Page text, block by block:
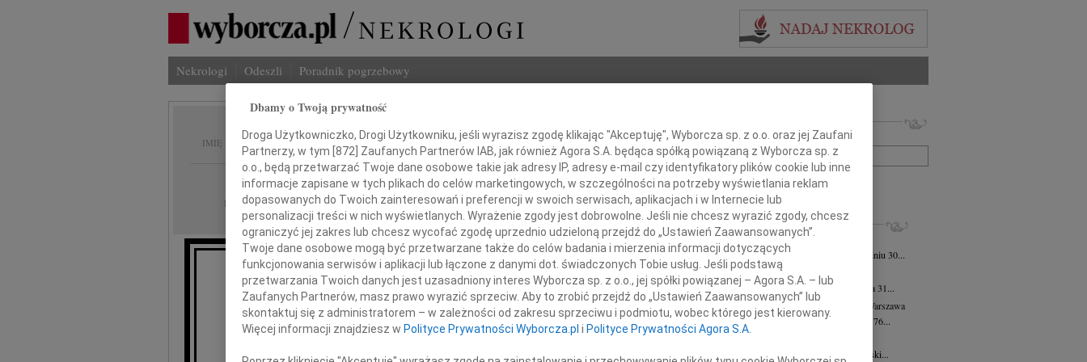
Nekrologi Odeszli Poradnik pogrzebowy
IMIĘ I NAZWISKO: Anna Piotrowska-Osęka
REGION: Warszawa
DATA EMISJI: 23.04.2026
19 kwietnia 2026 roku
w wieku 90 lat zmarła
Imię i nazwisko lub numer ogłoszenia:
+ szukanie zaawansowane
INNE NEKROLOGI
Zbigniew Wojdat 05.08.2026
Z głębokim smutkiem zawiadamiamy, że w dniu 30...
Marek Pliszkiewicz 05.08.2026
Z głębokim smutkiem zawiadamiamy, że dnia 31...
Mirosława Czarzasta
Warszawa
W dniu 27 lipca 2026 roku odeszła w wieku 76...
Marek Kowalski
Osiemnaście lat temu odszedł Marek Kowalski...
Dbamy o Twoją prywatność
Droga Użytkowniczko, Drogi Użytkowniku, jeśli wyrazisz zgodę klikając "Akceptuję", Wyborcza sp. z o.o. oraz jej Zaufani
Partnerzy, w tym [872] Zaufanych Partnerów IAB, jak również Agora S.A. będąca spółką powiązaną z Wyborcza sp. z
o.o., będą przetwarzać Twoje dane osobowe takie jak adresy IP, adresy e-mail czy identyfikatory plików cookie lub inne
informacje zapisane w tych plikach do celów marketingowych, w szczególności na potrzeby wyświetlania reklam
dopasowanych do Twoich zainteresowań i preferencji w swoich serwisach, aplikacjach i w Internecie lub
personalizacji treści w nich wyświetlanych. Wyrażenie zgody jest dobrowolne. Jeśli nie chcesz wyrazić zgody, chcesz
ograniczyć jej zakres lub chcesz wycofać zgodę uprzednio udzieloną przejdź do „Ustawień Zaawansowanych”.
Twoje dane osobowe mogą być przetwarzane także do celów badania i mierzenia informacji dotyczących
funkcjonowania serwisów i aplikacji lub łączone z danymi dot. świadczonych Tobie usług. Jeśli podstawą
przetwarzania Twoich danych jest uzasadniony interes Wyborcza sp. z o.o., jej spółki powiązanej – Agora S.A. – lub
Zaufanych Partnerów, masz prawo wyrazić sprzeciw. Aby to zrobić przejdź do „Ustawień Zaawansowanych” lub
skontaktuj się z administratorem – w zależności od zakresu sprzeciwu i podmiotu, wobec którego jest kierowany.
Więcej informacji znajdziesz w Polityce Prywatności Wyborcza.pl i Polityce Prywatności Agora S.A.